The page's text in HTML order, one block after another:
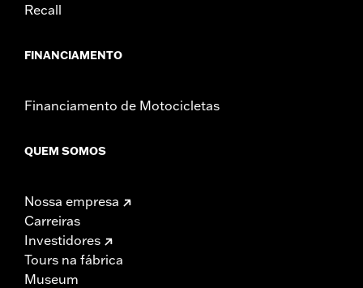
Recall
FINANCIAMENTO
Financiamento de Motocicletas
QUEM SOMOS
Nossa empresa
Carreiras
Investidores
Tours na fábrica
Museum